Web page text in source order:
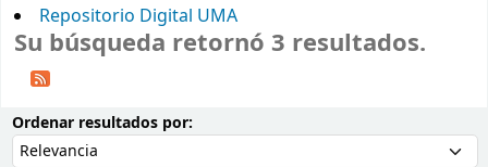
Repositorio Digital UMA
Su búsqueda retornó 3 resultados.
Ordenar resultados por: